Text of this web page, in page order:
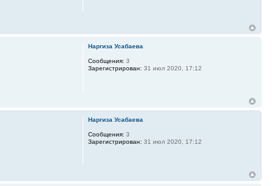
Наргиза Усабаева
Сообщения: 3
Зарегистрирован: 31 июл 2020, 17:12
Наргиза Усабаева
Сообщения: 3
Зарегистрирован: 31 июл 2020, 17:12